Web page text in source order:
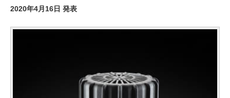
2020年4月16日 発表